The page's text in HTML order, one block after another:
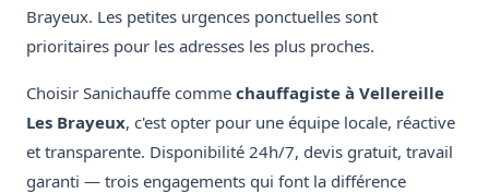
Brayeux. Les petites urgences ponctuelles sont
prioritaires pour les adresses les plus proches.
Choisir Sanichauffe comme chauffagiste à Vellereille
Les Brayeux, c'est opter pour une équipe locale, réactive
et transparente. Disponibilité 24h/7, devis gratuit, travail
garanti — trois engagements qui font la différence